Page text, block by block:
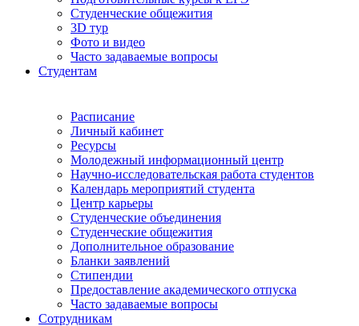
Студенческие общежития
3D тур
Фото и видео
Часто задаваемые вопросы
Студентам
Расписание
Личный кабинет
Ресурсы
Молодежный информационный центр
Научно-исследовательская работа студентов
Календарь мероприятий студента
Центр карьеры
Студенческие объединения
Студенческие общежития
Дополнительное образование
Бланки заявлений
Стипендии
Предоставление академического отпуска
Часто задаваемые вопросы
Сотрудникам